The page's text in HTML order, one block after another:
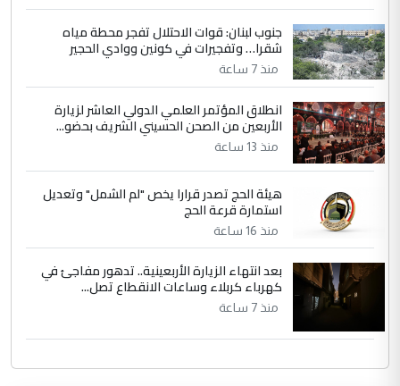
جنوب لبنان: قوات الاحتلال تفجر محطة مياه
شقرا… وتفجيرات في كونين ووادي الحجير
منذ 7 ساعة
انطلاق المؤتمر العلمي الدولي العاشر لزيارة
الأربعين من الصحن الحسيني الشريف بحضو...
منذ 13 ساعة
هيئة الحج تصدر قرارا يخص "لم الشمل" وتعديل
استمارة قرعة الحج
منذ 16 ساعة
بعد انتهاء الزيارة الأربعينية.. تدهور مفاجئ في
كهرباء كربلاء وساعات الانقطاع تصل...
منذ 7 ساعة